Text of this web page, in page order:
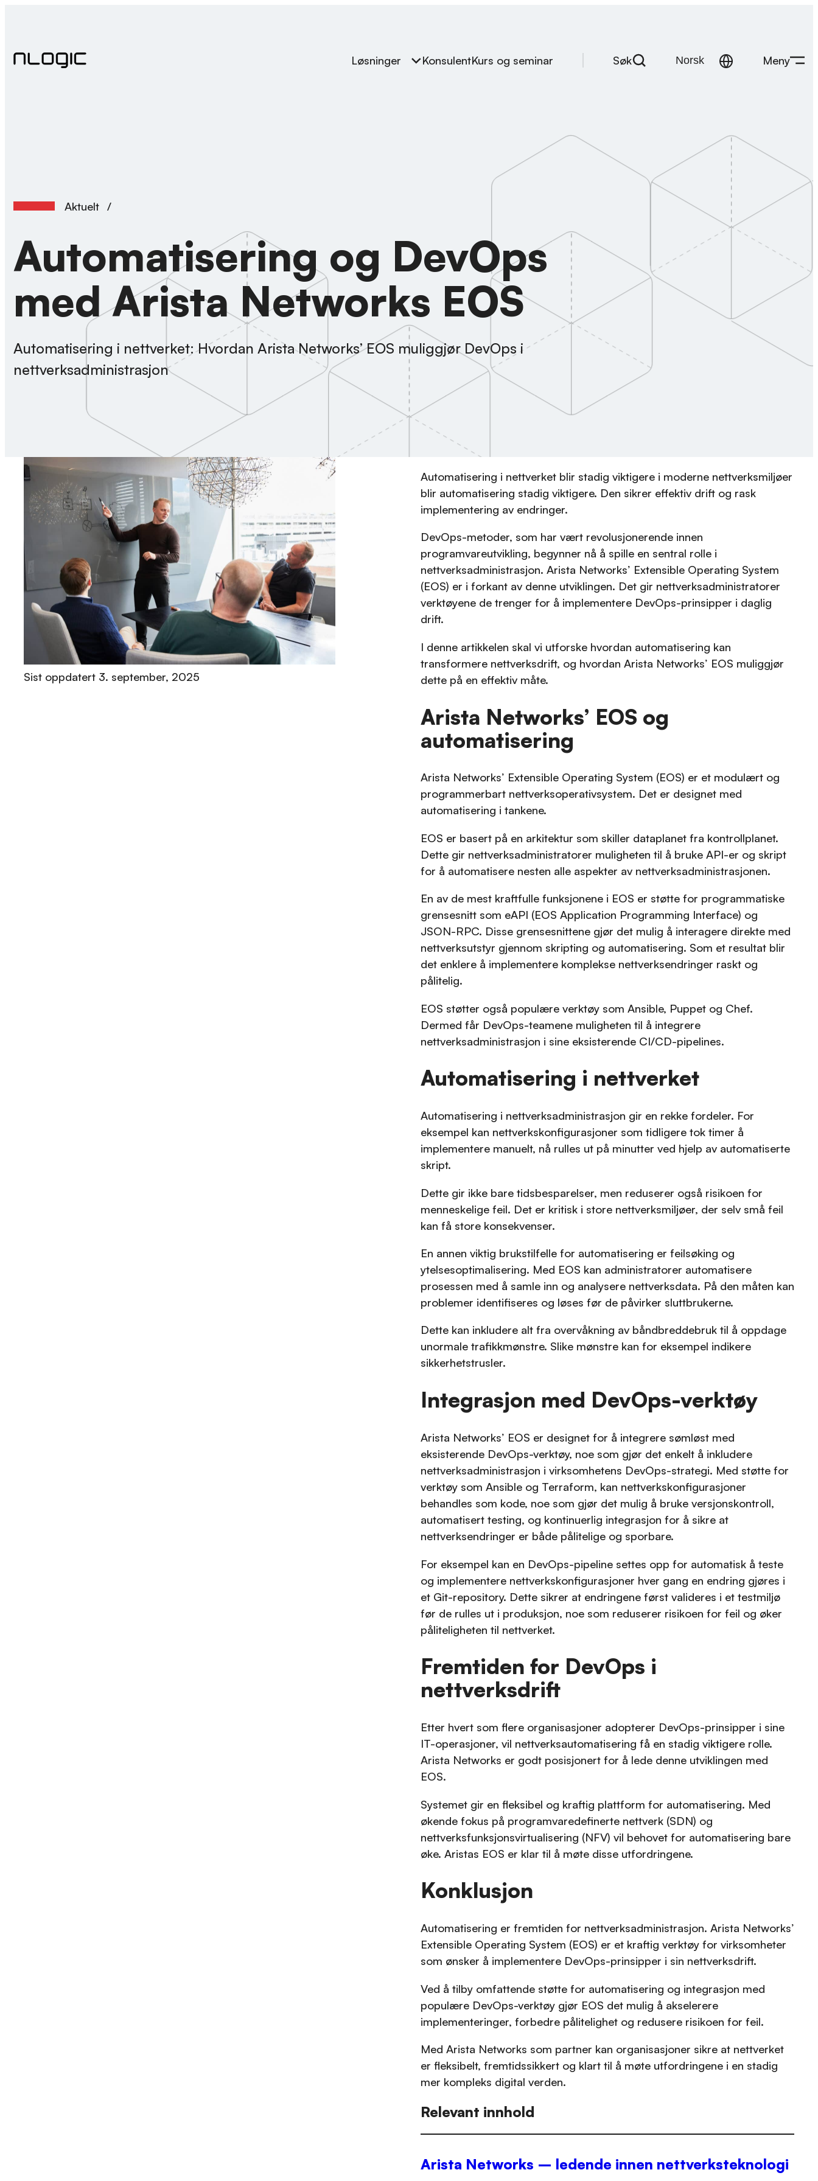
Løsninger
KonsulentKurs og seminar Søk Meny
Aktuelt /
Automatisering og DevOps
med Arista Networks EOS
Automatisering i nettverket: Hvordan Arista Networks’ EOS muliggjør DevOps i
nettverksadministrasjon
Sist oppdatert 3. september, 2025
Automatisering i nettverket blir stadig viktigere i moderne nettverksmiljøer
blir automatisering stadig viktigere. Den sikrer effektiv drift og rask
implementering av endringer.
DevOps-metoder, som har vært revolusjonerende innen
programvareutvikling, begynner nå å spille en sentral rolle i
nettverksadministrasjon. Arista Networks’ Extensible Operating System
(EOS) er i forkant av denne utviklingen. Det gir nettverksadministratorer
verktøyene de trenger for å implementere DevOps-prinsipper i daglig
drift.
I denne artikkelen skal vi utforske hvordan automatisering kan
transformere nettverksdrift, og hvordan Arista Networks’ EOS muliggjør
dette på en effektiv måte.
Arista Networks’ EOS og
automatisering
Arista Networks’ Extensible Operating System (EOS) er et modulært og
programmerbart nettverksoperativsystem. Det er designet med
automatisering i tankene.
EOS er basert på en arkitektur som skiller dataplanet fra kontrollplanet.
Dette gir nettverksadministratorer muligheten til å bruke API-er og skript
for å automatisere nesten alle aspekter av nettverksadministrasjonen.
En av de mest kraftfulle funksjonene i EOS er støtte for programmatiske
grensesnitt som eAPI (EOS Application Programming Interface) og
JSON-RPC. Disse grensesnittene gjør det mulig å interagere direkte med
nettverksutstyr gjennom skripting og automatisering. Som et resultat blir
det enklere å implementere komplekse nettverksendringer raskt og
pålitelig.
EOS støtter også populære verktøy som Ansible, Puppet og Chef.
Dermed får DevOps-teamene muligheten til å integrere
nettverksadministrasjon i sine eksisterende CI/CD-pipelines.
Automatisering i nettverket
Automatisering i nettverksadministrasjon gir en rekke fordeler. For
eksempel kan nettverkskonfigurasjoner som tidligere tok timer å
implementere manuelt, nå rulles ut på minutter ved hjelp av automatiserte
skript.
Dette gir ikke bare tidsbesparelser, men reduserer også risikoen for
menneskelige feil. Det er kritisk i store nettverksmiljøer, der selv små feil
kan få store konsekvenser.
En annen viktig brukstilfelle for automatisering er feilsøking og
ytelsesoptimalisering. Med EOS kan administratorer automatisere
prosessen med å samle inn og analysere nettverksdata. På den måten kan
problemer identifiseres og løses før de påvirker sluttbrukerne.
Dette kan inkludere alt fra overvåkning av båndbreddebruk til å oppdage
unormale trafikkmønstre. Slike mønstre kan for eksempel indikere
sikkerhetstrusler.
Integrasjon med DevOps-verktøy
Arista Networks’ EOS er designet for å integrere sømløst med
eksisterende DevOps-verktøy, noe som gjør det enkelt å inkludere
nettverksadministrasjon i virksomhetens DevOps-strategi. Med støtte for
verktøy som Ansible og Terraform, kan nettverkskonfigurasjoner
behandles som kode, noe som gjør det mulig å bruke versjonskontroll,
automatisert testing, og kontinuerlig integrasjon for å sikre at
nettverksendringer er både pålitelige og sporbare.
For eksempel kan en DevOps-pipeline settes opp for automatisk å teste
og implementere nettverkskonfigurasjoner hver gang en endring gjøres i
et Git-repository. Dette sikrer at endringene først valideres i et testmiljø
før de rulles ut i produksjon, noe som reduserer risikoen for feil og øker
påliteligheten til nettverket.
Fremtiden for DevOps i
nettverksdrift
Etter hvert som flere organisasjoner adopterer DevOps-prinsipper i sine
IT-operasjoner, vil nettverksautomatisering få en stadig viktigere rolle.
Arista Networks er godt posisjonert for å lede denne utviklingen med
EOS.
Systemet gir en fleksibel og kraftig plattform for automatisering. Med
økende fokus på programvaredefinerte nettverk (SDN) og
nettverksfunksjonsvirtualisering (NFV) vil behovet for automatisering bare
øke. Aristas EOS er klar til å møte disse utfordringene.
Konklusjon
Automatisering er fremtiden for nettverksadministrasjon. Arista Networks’
Extensible Operating System (EOS) er et kraftig verktøy for virksomheter
som ønsker å implementere DevOps-prinsipper i sin nettverksdrift.
Ved å tilby omfattende støtte for automatisering og integrasjon med
populære DevOps-verktøy gjør EOS det mulig å akselerere
implementeringer, forbedre pålitelighet og redusere risikoen for feil.
Med Arista Networks som partner kan organisasjoner sikre at nettverket
er fleksibelt, fremtidssikkert og klart til å møte utfordringene i en stadig
mer kompleks digital verden.
Relevant innhold
Arista Networks – ledende innen nettverksteknologi